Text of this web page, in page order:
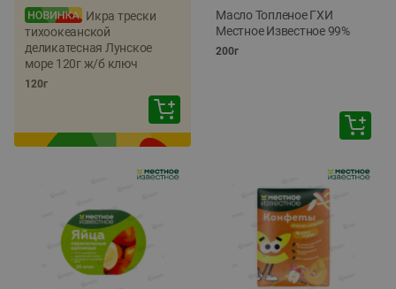
Икра трески
тихоокеанской
деликатесная Лунское
море 120г ж/б ключ
120г
Масло Топленое ГХИ
Местное Известное 99%
200г